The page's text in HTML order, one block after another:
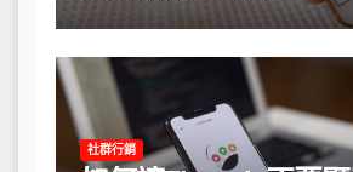
社群行銷